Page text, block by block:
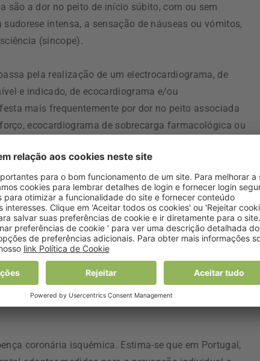
são a dor no peito de início súbito, com ou sem
intensa, a sensação de náuseas ou vómitos,
(síncope).
pela realização de um electrocardiograma, de
e indicado, de ecocardiograma e/ou
mais frequentemente por dor no peito associada
ecocardiograma de sobrecarga farmacológica ou
agudo do miocárdio, é reconhecer os seus
hábitos tabágicos, adopção de uma dieta saudável,
exercício físico, gestão do stress físico e mental,
para a hipercolesterolemia, hipertrigliceridemia,
não tradicionais para as doenças cardiovasculares,
as alterações climáticas, nomeadamente as
coronária isquémica. Estima-se que em Portugal,